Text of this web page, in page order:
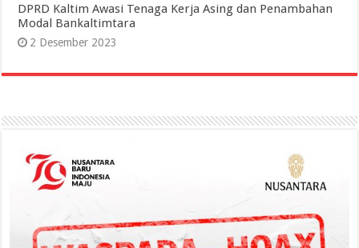
DPRD Kaltim Awasi Tenaga Kerja Asing dan Penambahan
Modal Bankaltimtara
2 Desember 2023